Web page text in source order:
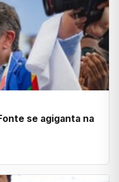
se agiganta na